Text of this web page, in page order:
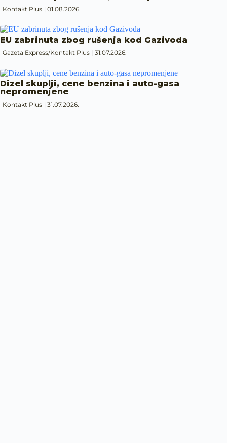
Kontakt Plus 01.08.2026.
EU zabrinuta zbog rušenja kod Gazivoda
Gazeta Express/Kontakt Plus 31.07.2026.
Dizel skuplji, cene benzina i auto-gasa
nepromenjene
Kontakt Plus 31.07.2026.